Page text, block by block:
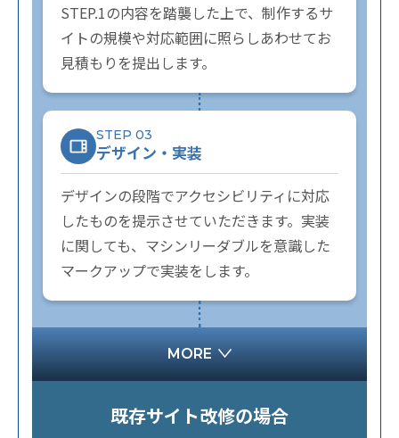
STEP.1の内容を踏襲した上で、制作するサ
イトの規模や対応範囲に照らしあわせてお
見積もりを提出します。
STEP 03
デザイン・実装
デザインの段階でアクセシビリティに対応
したものを提示させていただきます。実装
に関しても、マシンリーダブルを意識した
マークアップで実装をします。
MORE
既存サイト改修の場合